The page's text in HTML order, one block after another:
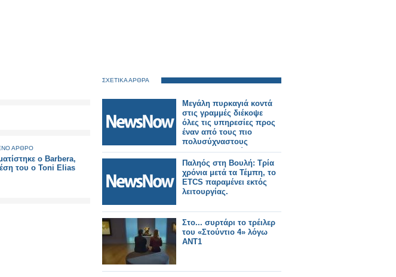
ΑΡΘΡΟ
ο Barbera,
του ο Toni Elias
ΣΧΕΤΙΚΑ ΑΡΘΡΑ
Μεγάλη πυρκαγιά κοντά
στις γραμμές διέκοψε
όλες τις υπηρεσίες προς
έναν από τους πιο
πολυσύχναστους
σιδηροδρομικούς
σταθμούς του Λονδίνου.
Παληός στη Βουλή: Τρία
χρόνια μετά τα Τέμπη, το
ETCS παραμένει εκτός
λειτουργίας.
Στο... συρτάρι το τρέιλερ
του «Στούντιο 4» λόγω
ΑΝΤ1